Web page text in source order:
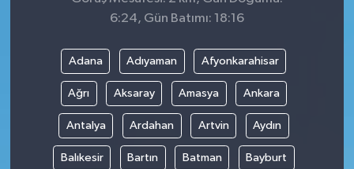
6:24, Gün Batımı: 18:16
Adana Adıyaman Afyonkarahisar
Ağrı Aksaray Amasya Ankara
Antalya Ardahan Artvin Aydın
Balıkesir Bartın Batman Bayburt